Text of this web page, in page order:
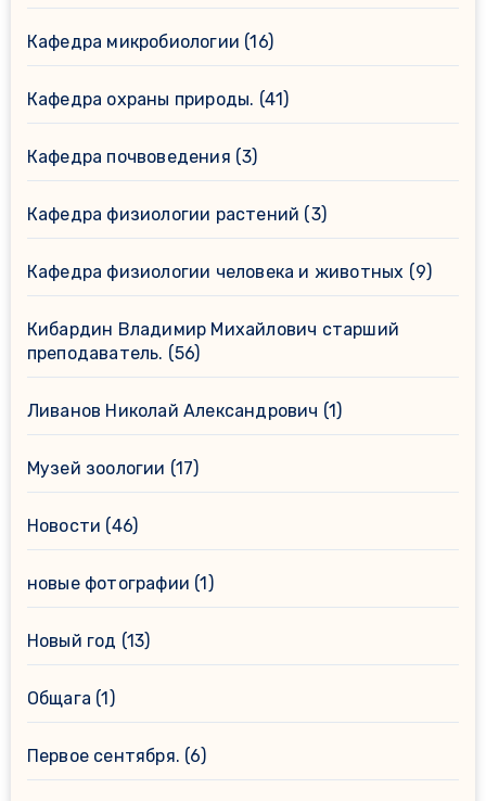
Кафедра микробиологии (16)
Кафедра охраны природы. (41)
Кафедра почвоведения (3)
Кафедра физиологии растений (3)
Кафедра физиологии человека и животных (9)
Кибардин Владимир Михайлович старший
преподаватель. (56)
Ливанов Николай Александрович (1)
Музей зоологии (17)
Новости (46)
новые фотографии (1)
Новый год (13)
Общага (1)
Первое сентября. (6)